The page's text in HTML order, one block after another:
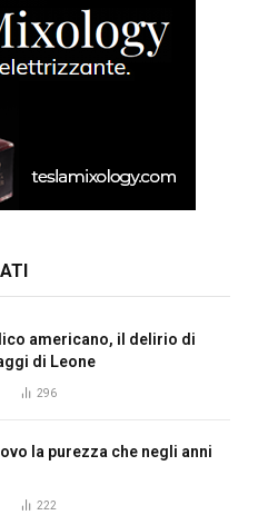
americano, il delirio di
di Leone
296
la purezza che negli anni
222